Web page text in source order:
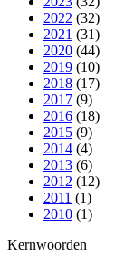
2022 (32)
2021 (31)
2020 (44)
2019 (10)
2018 (17)
2017 (9)
2016 (18)
2015 (9)
2014 (4)
2013 (6)
2012 (12)
2011 (1)
2010 (1)
Kernwoorden